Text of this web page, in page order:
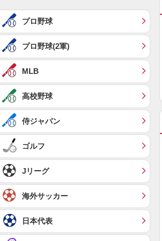
プロ野球
プロ野球(2軍)
MLB
高校野球
侍ジャパン
ゴルフ
Jリーグ
海外サッカー
日本代表